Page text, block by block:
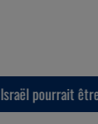
Israël pourrait